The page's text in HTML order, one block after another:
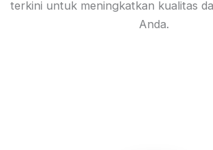
terkini untuk meningkatkan kualitas
Anda.